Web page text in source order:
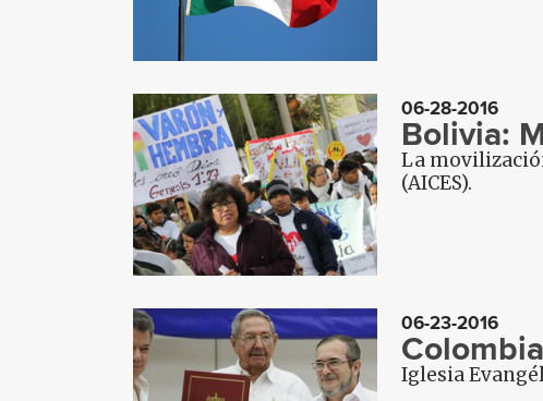
06-28-2016
Bolivia:
La
(AICES).
06-23-2016
Iglesia